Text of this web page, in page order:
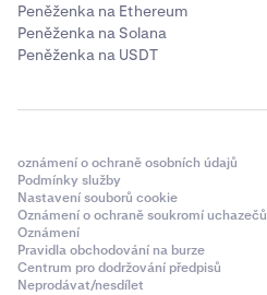
Peněženka na Ethereum
Peněženka na Solana
Peněženka na USDT
oznámení o ochraně osobních údajů
Podmínky služby
Nastavení souborů cookie
Oznámení o ochraně soukromí uchazečů
Oznámení
Pravidla obchodování na burze
Centrum pro dodržování předpisů
Neprodávat/nesdílet